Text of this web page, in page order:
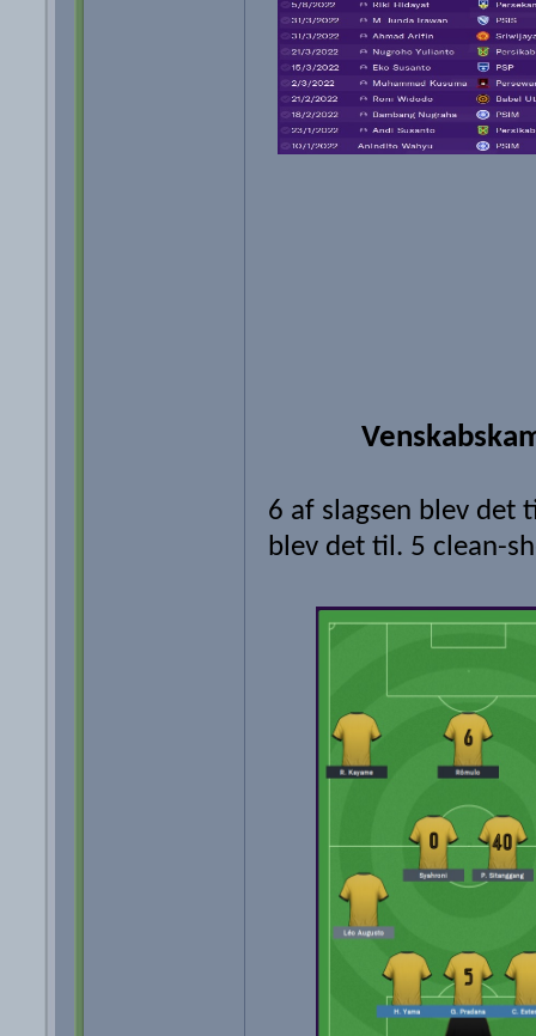
6 af slagsen blev det
blev det til. 5 clean-